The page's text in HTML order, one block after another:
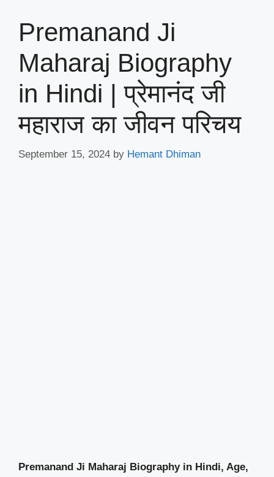
Premanand Ji
Maharaj Biography
in Hindi | प्रेमानंद जी
महाराज का जीवन परिचय
September 15, 2024 by Hemant Dhiman
Premanand Ji Maharaj Biography in Hindi, Age,